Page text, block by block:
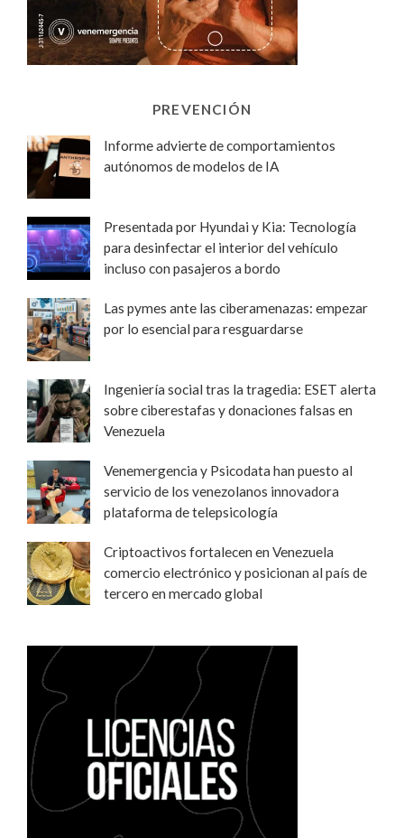
PREVENCIÓN
Informe advierte de comportamientos
autónomos de modelos de IA
Presentada por Hyundai y Kia: Tecnología
para desinfectar el interior del vehículo
incluso con pasajeros a bordo
Las pymes ante las ciberamenazas: empezar
por lo esencial para resguardarse
Ingeniería social tras la tragedia: ESET alerta
sobre ciberestafas y donaciones falsas en
Venezuela
Venemergencia y Psicodata han puesto al
servicio de los venezolanos innovadora
plataforma de telepsicología
Criptoactivos fortalecen en Venezuela
comercio electrónico y posicionan al país de
tercero en mercado global